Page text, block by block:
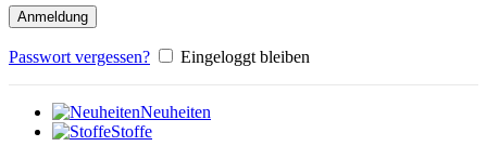
Anmeldung
Passwort vergessen? Eingeloggt bleiben
Neuheiten
Stoffe